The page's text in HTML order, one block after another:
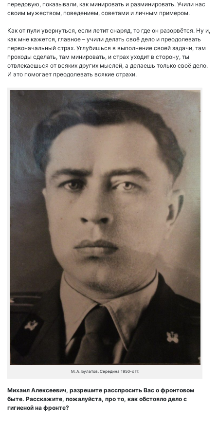
передовую, показывали, как минировать и разминировать. Учили нас
своим мужеством, поведением, советами и личным примером.
Как от пули увернуться, если летит снаряд, то где он разорвётся. Ну и,
как мне кажется, главное – учили делать своё дело и преодолевать
первоначальный страх. Углубишься в выполнение своей задачи, там
проходы сделать, там минировать, и страх уходит в сторону, ты
отвлекаешься от всяких других мыслей, а делаешь только своё дело.
И это помогает преодолевать всякие страхи.
М. А. Булатов. Середина 1950-х гг.
Михаил Алексеевич, разрешите расспросить Вас о фронтовом
быте. Расскажите, пожалуйста, про то, как обстояло дело с
гигиеной на фронте?